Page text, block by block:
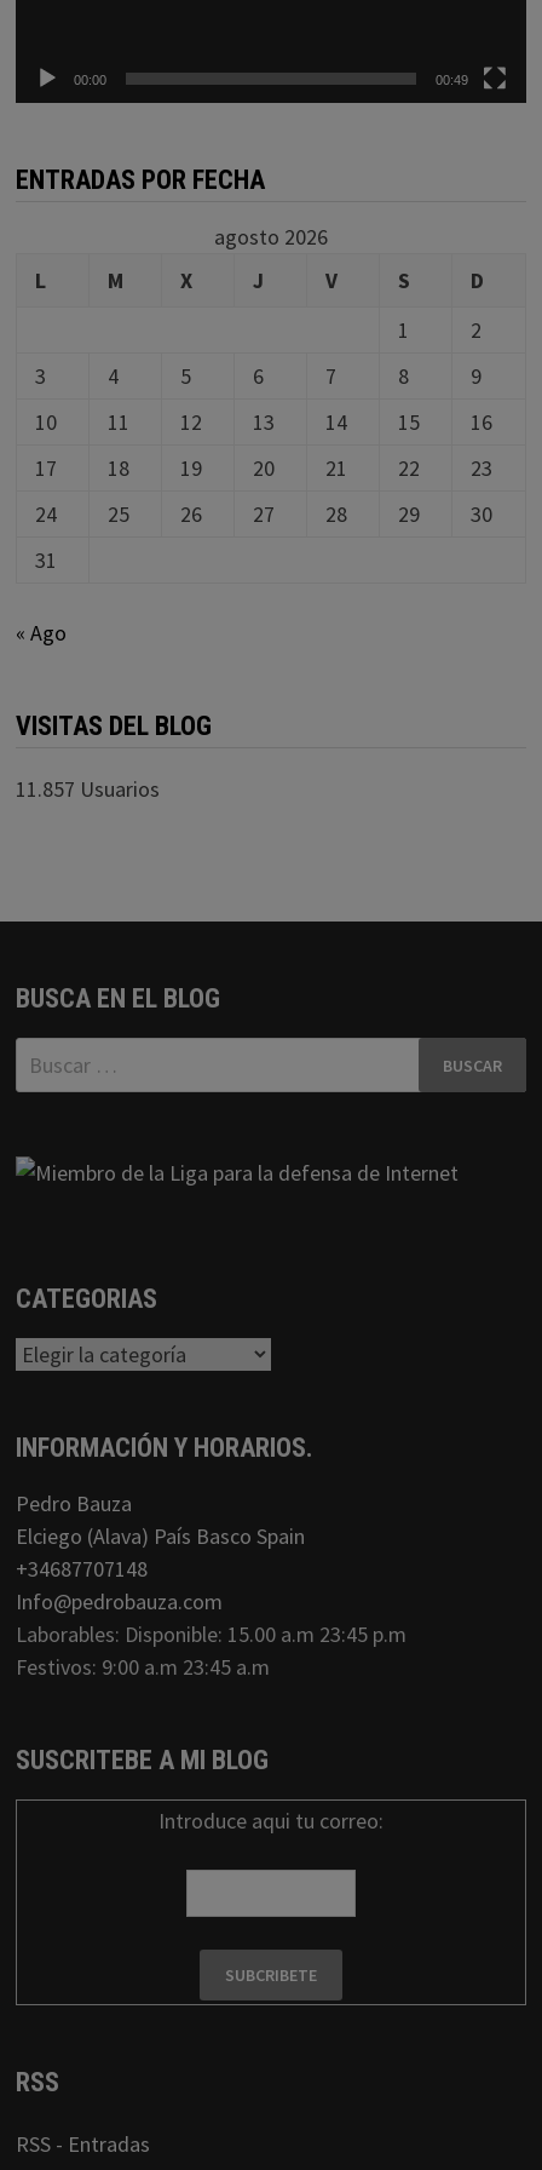
00:00 00:49
ENTRADAS POR FECHA
agosto 2026
L
M X J V S
D
1
2
3
4 5 6 7 8
9
10
11 12 13 14 15
16
17
18 19 20 21 22
23
24
25 26 27 28 29
30
31
« Ago
VISITAS DEL BLOG
11.857 Usuarios
BUSCA EN EL BLOG
Buscar:
CATEGORIAS
Categorias
INFORMACIÓN Y HORARIOS.
Pedro Bauza
Elciego (Alava) País Basco Spain
+34687707148
Info@pedrobauza.com
Laborables: Disponible: 15.00 a.m 23:45 p.m
Festivos: 9:00 a.m 23:45 a.m
SUSCRITEBE A MI BLOG
Introduce aqui tu correo:
RSS
RSS - Entradas